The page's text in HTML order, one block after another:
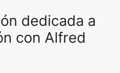
dedicada a
con Alfred